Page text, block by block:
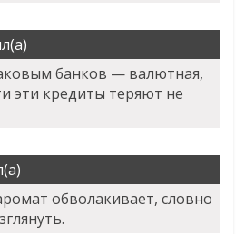
банков — валютная,
эти кредиты теряют не
обволакивает, словно